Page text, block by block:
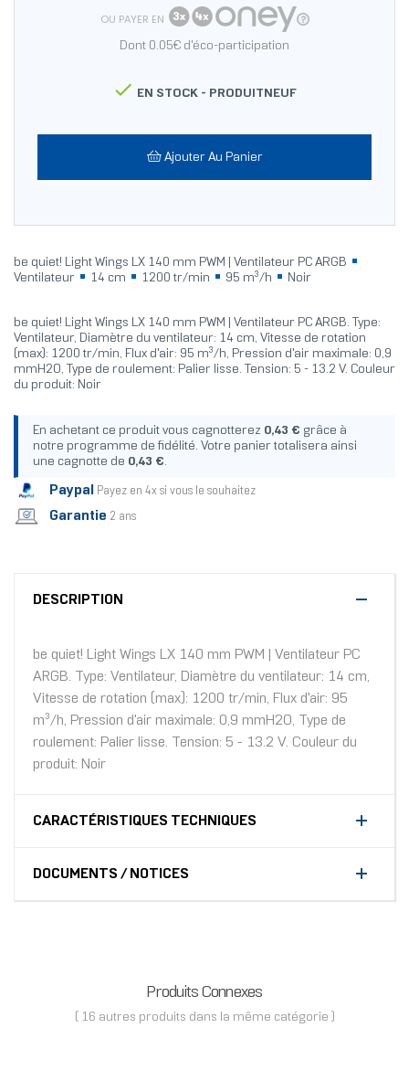
OU PAYER EN
Dont 0.05€ d'éco-participation
 EN STOCK - PRODUITNEUF
Ajouter Au Panier
be quiet! Light Wings LX 140 mm PWM | Ventilateur PC ARGB
Ventilateur
14 cm 1200 tr/min 95 m³/h Noir
be quiet! Light Wings LX 140 mm PWM | Ventilateur PC ARGB. Type:
Ventilateur, Diamètre du ventilateur: 14 cm, Vitesse de rotation
(max): 1200 tr/min, Flux d'air: 95 m³/h, Pression d'air maximale: 0,9
mmH2O, Type de roulement: Palier lisse. Tension: 5 - 13.2 V. Couleur
du produit: Noir
En achetant ce produit vous cagnotterez 0,43 € grâce à
notre programme de fidélité. Votre panier totalisera ainsi
une cagnotte de 0,43 €.
Paypal Payez en 4x si vous le souhaitez
Garantie 2 ans
DESCRIPTION
be quiet! Light Wings LX 140 mm PWM | Ventilateur PC
ARGB. Type: Ventilateur, Diamètre du ventilateur: 14 cm,
Vitesse de rotation (max): 1200 tr/min, Flux d'air: 95
m³/h, Pression d'air maximale: 0,9 mmH2O, Type de
roulement: Palier lisse. Tension: 5 - 13.2 V. Couleur du
produit: Noir
CARACTÉRISTIQUES TECHNIQUES
DOCUMENTS / NOTICES
Produits Connexes
( 16 autres produits dans la même catégorie )